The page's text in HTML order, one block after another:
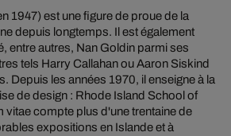
1947) est une figure de proue de la
depuis longtemps. Il est également
entre autres, Nan Goldin parmi ses
tels Harry Callahan ou Aaron Siskind
Depuis les années 1970, il enseigne à la
de design : Rhode Island School of
vitae compte plus d'une trentaine de
expositions en Islande et à